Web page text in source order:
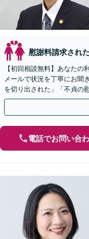
慰謝料請求され
【初回相談無料】あなたの
メールで状況を丁寧にお聞
を切り出された」「不貞の
【リーズナブルな料金設定
電話でお問い合